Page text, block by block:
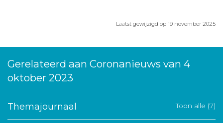
Laatst gewijzigd op 19 november 2025
Gerelateerd aan Coronanieuws van 4
oktober 2023
Themajournaal Toon alle (7)